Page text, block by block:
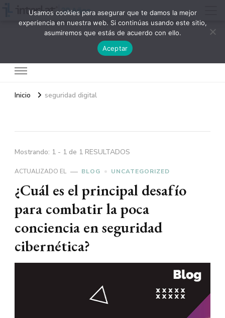
Inicio seguridad digital
Mostrando: 1 - 1 de 1 RESULTADOS
ACTUALIZADO EL BLOG UNCATEGORIZED
¿Cuál es el principal desafío
para combatir la poca
conciencia en seguridad
cibernética?
Usamos cookies para asegurar que te damos la mejor
experiencia en nuestra web. Si continúas usando este sitio,
asumiremos que estás de acuerdo con ello.
Aceptar